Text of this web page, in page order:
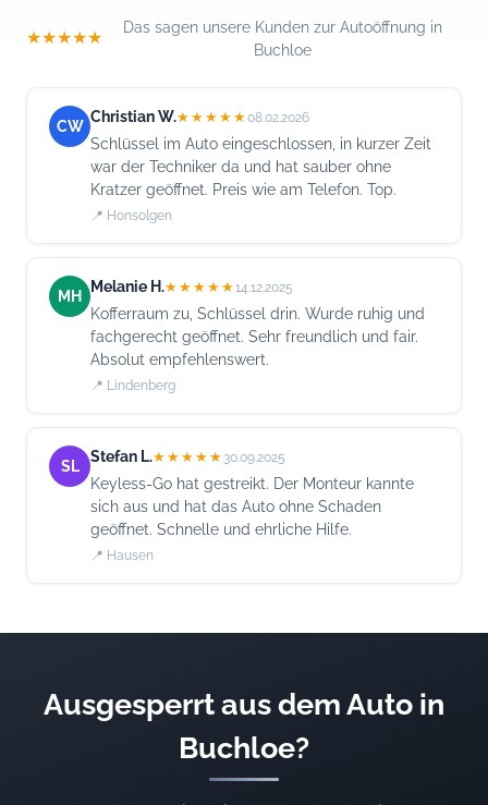
★★★★★
Das sagen unsere Kunden zur Autoöffnung in
Buchloe
CW
Christian W.★★★★★08.02.2026
Schlüssel im Auto eingeschlossen, in kurzer Zeit
war der Techniker da und hat sauber ohne
Kratzer geöffnet. Preis wie am Telefon. Top.
📍 Honsolgen
MH
Melanie H.★★★★★14.12.2025
Kofferraum zu, Schlüssel drin. Wurde ruhig und
fachgerecht geöffnet. Sehr freundlich und fair.
Absolut empfehlenswert.
📍 Lindenberg
SL
Stefan L.★★★★★ 30.09.2025
Keyless-Go hat gestreikt. Der Monteur kannte
sich aus und hat das Auto ohne Schaden
geöffnet. Schnelle und ehrliche Hilfe.
📍 Hausen
Ausgesperrt aus dem Auto in
Buchloe?